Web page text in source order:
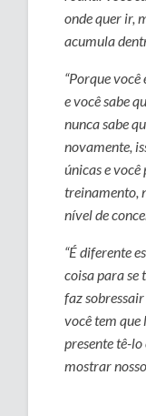
onde quer ir,
acumula
“Porque
e você sabe
nunca sabe
novamente,
únicas e você
treinamento,
nível de
“É diferente
coisa para se
faz
você tem que
presente tê-lo
mostrar